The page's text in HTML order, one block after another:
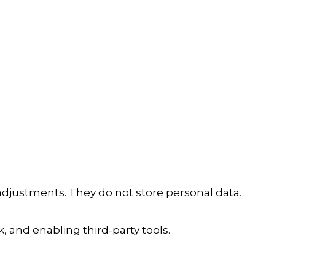
They do not store personal data.
and enabling third-party tools.